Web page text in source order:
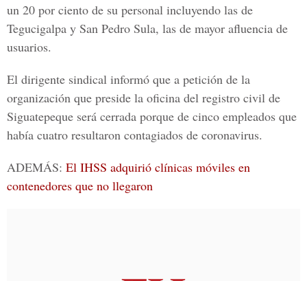
un 20 por ciento de su personal incluyendo las de
Tegucigalpa y San Pedro Sula, las de mayor afluencia de
usuarios.
El dirigente sindical informó que a petición de la
organización que preside la oficina del registro civil de
Siguatepeque será cerrada porque de cinco empleados que
había cuatro resultaron contagiados de coronavirus.
ADEMÁS: El IHSS adquirió clínicas móviles en
contenedores que no llegaron